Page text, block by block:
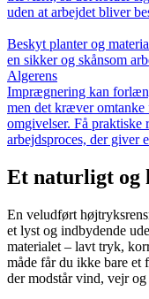
uden at arbejdet bliver
Beskyt planter og
en sikker og skånsom
Algerens
Imprægnering kan
men det kræver omtanke
omgivelser. Få
arbejdsproces, der giver
Et naturligt og
En veludført
et lyst og indbydende
materialet – lavt tryk,
måde får du ikke bare et
der modstår vind, vejr